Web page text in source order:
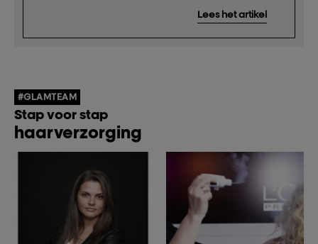
Lees het artikel
#GLAMTEAM
Stap voor stap
haarverzorging